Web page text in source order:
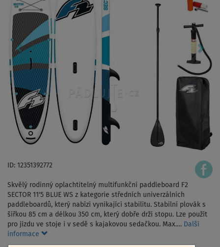
ID: 12351392772
Skvělý rodinný oplachtitelný multifunkční paddleboard F2
SECTOR 11‘5 BLUE WS z kategorie středních univerzálních
paddleboardů, který nabízí vynikající stabilitu. Stabilní plovák s
šířkou 85 cm a délkou 350 cm, který dobře drží stopu. Lze použít
pro jízdu ve stoje i v sedě s kajakovou sedačkou. Max.… Další
informace